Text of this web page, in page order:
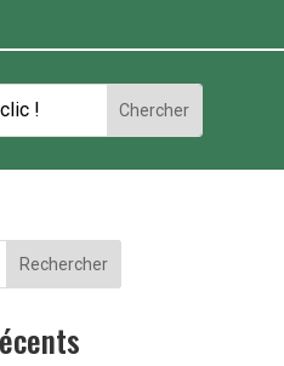
Rechercher